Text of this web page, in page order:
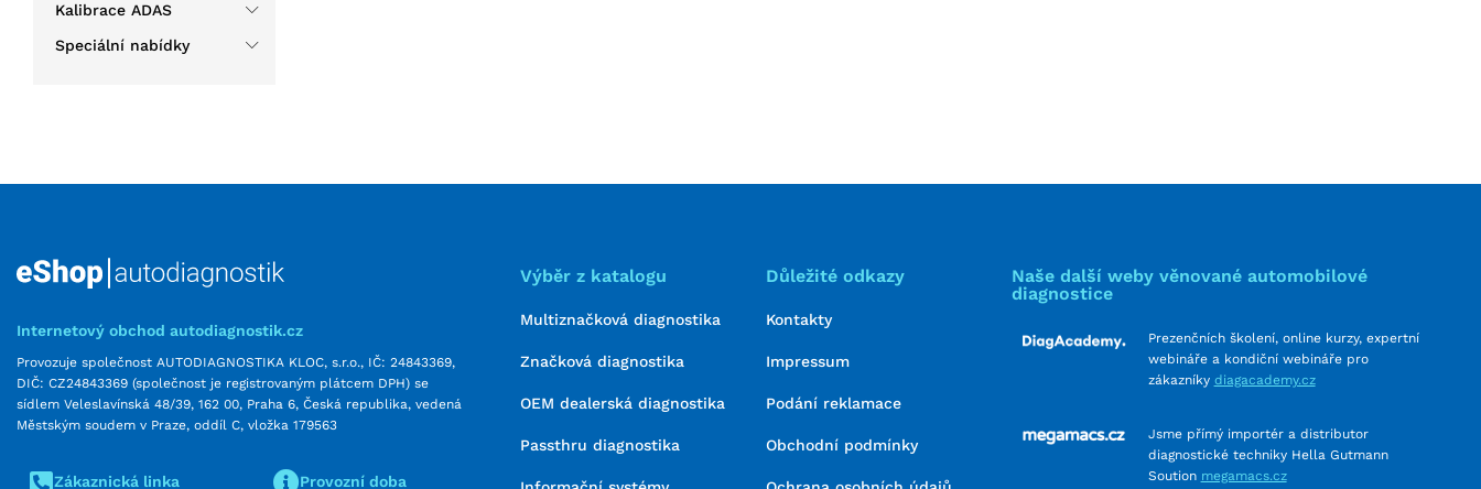
Kalibrace ADAS
Speciální nabídky
Internetový obchod autodiagnostik.cz
Provozuje společnost AUTODIAGNOSTIKA KLOC, s.r.o., IČ: 24843369,
DIČ: CZ24843369 (společnost je registrovaným plátcem DPH) se
sídlem Veleslavínská 48/39, 162 00, Praha 6, Česká republika, vedená
Městským soudem v Praze, oddíl C, vložka 179563
Zákaznická linka Provozní doba
Výběr z katalogu
Multiznačková diagnostika
Značková diagnostika
OEM dealerská diagnostika
Passthru diagnostika
Důležité odkazy
Kontakty
Impressum
Podání reklamace
Obchodní podmínky
Naše další weby věnované automobilové
diagnostice
Prezenčních školení, online kurzy, expertní
webináře a kondiční webináře pro
zákazníky diagacademy.cz
Jsme přímý importér a distributor
diagnostické techniky Hella Gutmann
Soution megamacs.cz